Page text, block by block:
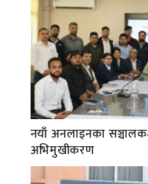
नयाँ अनलाइनका
अभिमुखीकरण